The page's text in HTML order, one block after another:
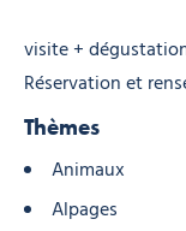
visite +
Réservation et
Thèmes
Animaux
Alpages